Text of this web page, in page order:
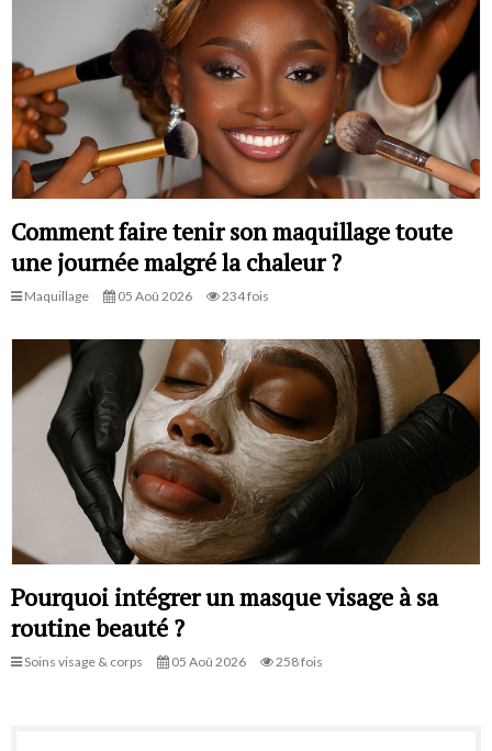
Comment faire tenir son maquillage toute
une journée malgré la chaleur ?
Maquillage 05 Aoû 2026 234 fois
Pourquoi intégrer un masque visage à sa
routine beauté ?
Soins visage & corps 05 Aoû 2026 258 fois